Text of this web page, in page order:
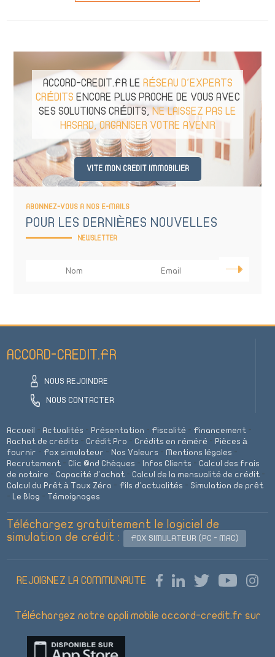
ACCORD-CREDIT.FR LE RÉSEAU D'EXPERTS
CRÉDITS ENCORE PLUS PROCHE DE VOUS AVEC
SES SOLUTIONS CRÉDITS, NE LAISSEZ PAS LE
HASARD, ORGANISER VOTRE AVENIR
VITE MON CREDIT IMMOBILIER
ABONNEZ-VOUS A NOS E-MAILS
POUR LES DERNIÈRES NOUVELLES
ACCORD-CREDIT.FR
NOUS REJOINDRE
NOUS CONTACTER
Accueil - Actualités - Présentation - Fiscalité - Financement -
Rachat de crédits - Crédit Pro - Crédits en réméré - Pièces à
fournir - Fox simulateur - Nos Valeurs - Mentions légales -
Recrutement - Clic @nd Chèques - Infos Clients - Calcul des frais
de notaire - Capacité d'achat - Calcul de la mensualité de crédit -
Calcul du Prêt à Taux Zéro - Fils d'actualités - Simulation de prêt
- Le Blog - Témoignages
Téléchargez gratuitement le logiciel de
simulation de crédit :
FOX SIMULATEUR (PC - MAC)
REJOIGNEZ LA COMMUNAUTE
Téléchargez notre appli mobile accord-credit.fr sur